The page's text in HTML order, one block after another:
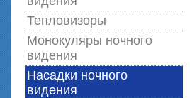
Тепловизоры
Монокуляры ночного
видения
Насадки ночного
видения